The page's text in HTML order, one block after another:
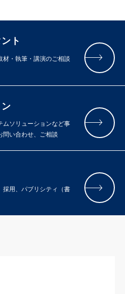
ト
材・執筆・講演のご相談
ムソリューションなど事
問い合わせ、ご相談
採用、パブリシティ（書